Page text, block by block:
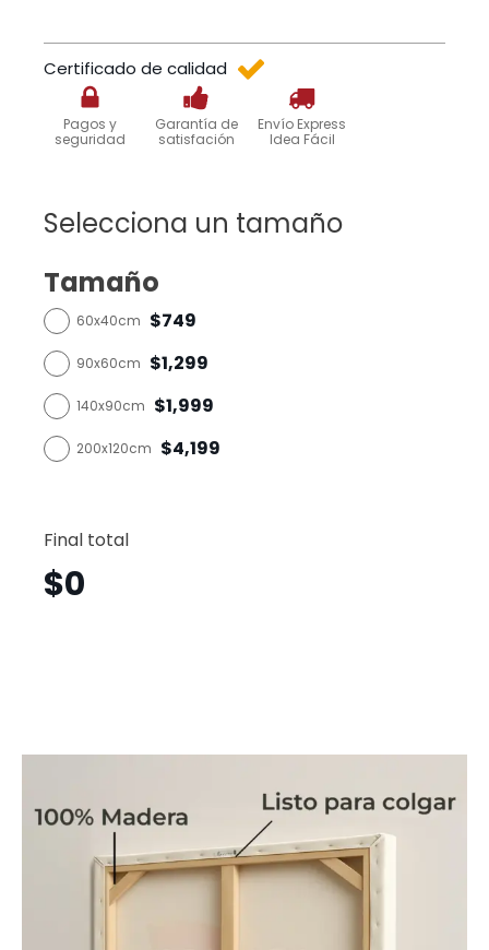
Certificado de calidad
Pagos y
seguridad
Garantía de
satisfación
Envío Express
Idea Fácil
Selecciona un tamaño
Tamaño
60x40cm $749
90x60cm $1,299
140x90cm $1,999
200x120cm $4,199
Final total
$0